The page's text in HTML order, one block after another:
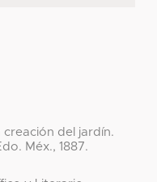
creación del jardín.
Méx., 1887.